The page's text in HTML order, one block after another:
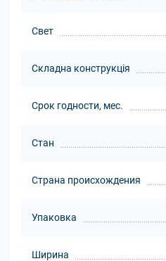
Свет
Складна конструкція
Срок годности, мес.
Стан
Страна происхождения
Упаковка
Ширина